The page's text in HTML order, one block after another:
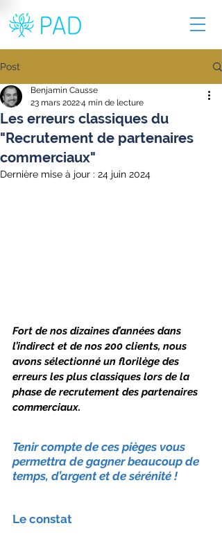
Post
Les erreurs classiques du
"Recrutement de partenaires
commerciaux"
Benjamin Causse
23 mars 20224 min de lecture
Dernière mise à jour : 24 juin 2024
Fort de nos dizaines d’années dans
l’indirect et de nos 200 clients, nous
avons sélectionné un florilège des
erreurs les plus classiques lors de la
phase de recrutement des partenaires
commerciaux.
Tenir compte de ces pièges vous
permettra de gagner beaucoup de
temps, d’argent et de sérénité !
Le constat